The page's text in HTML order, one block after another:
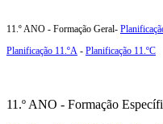
11.º ANO - Formação Geral-
Planificação 11.ºA - Planificação 11.ºC
11.º ANO - Formação